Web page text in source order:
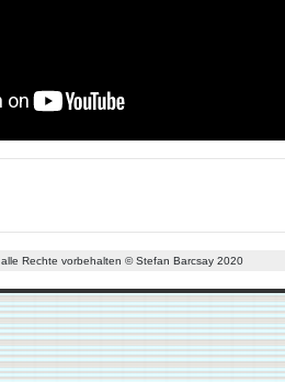
alle Rechte vorbehalten © Stefan Barcsay 2020